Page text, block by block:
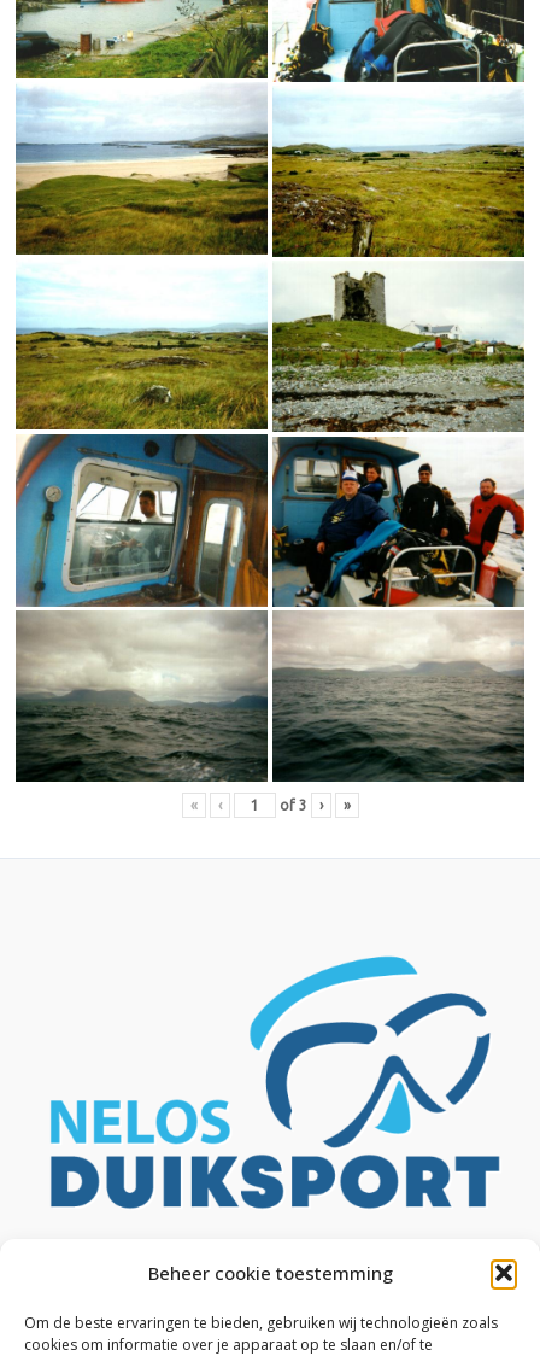
Beheer cookie toestemming
Om de beste ervaringen te bieden, gebruiken wij technologieën zoals
cookies om informatie over je apparaat op te slaan en/of te
« ‹ of 3 › »